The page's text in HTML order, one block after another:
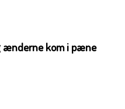
ænderne kom i pæne